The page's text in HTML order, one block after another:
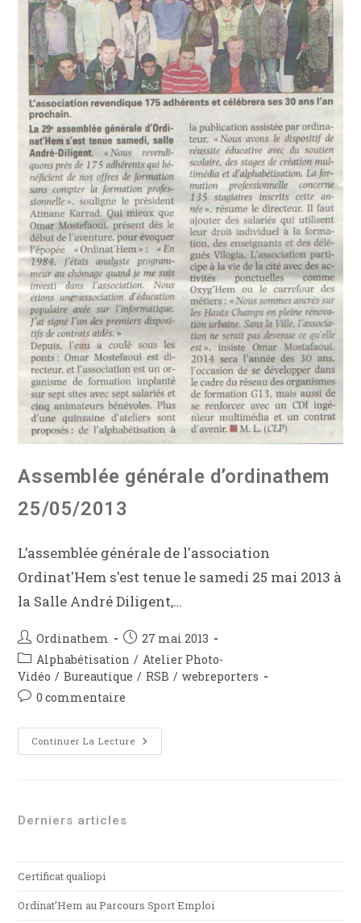
Assemblée générale d’ordinathem
25/05/2013
L’assemblée générale de l'association
Ordinat'Hem s'est tenue le samedi 25 mai 2013 à
la Salle André Diligent,…
Ordinathem
27 mai 2013
Alphabétisation / Atelier Photo-
Vidéo / Bureautique / RSB / webreporters
0 commentaire
Continuer La Lecture
Derniers articles
Certificat qualiopi
Ordinat’Hem au Parcours Sport Emploi